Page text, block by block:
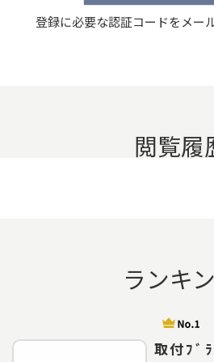
登録に必要な認証コードをメー
閲覧履
ランキ
取付ﾌﾞ